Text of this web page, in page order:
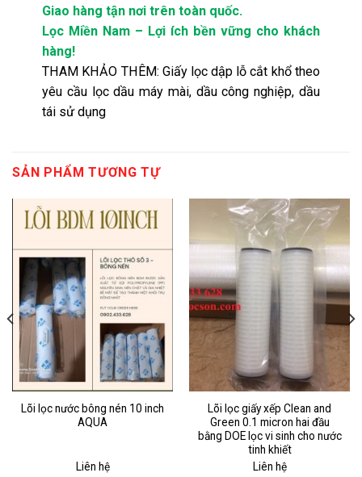
Giao hàng tận nơi trên toàn quốc.
Lọc Miền Nam – Lợi ích bền vững cho khách
hàng!
THAM KHẢO THÊM: Giấy lọc dập lỗ cắt khổ theo
yêu cầu lọc dầu máy mài, dầu công nghiệp, dầu
tái sử dụng
SẢN PHẨM TƯƠNG TỰ
Lõi lọc nước bông nén 10 inch
AQUA
Liên hệ
Lõi lọc giấy xếp Clean and
Green 0.1 micron hai đầu
bằng DOE lọc vi sinh cho nước
tinh khiết
Liên hệ